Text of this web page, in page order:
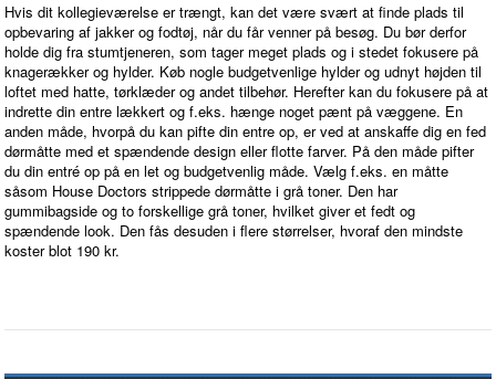
Hvis dit kollegieværelse er trængt, kan det være svært at finde plads til
opbevaring af jakker og fodtøj, når du får venner på besøg. Du bør derfor
holde dig fra stumtjeneren, som tager meget plads og i stedet fokusere på
knagerækker og hylder. Køb nogle budgetvenlige hylder og udnyt højden til
loftet med hatte, tørklæder og andet tilbehør. Herefter kan du fokusere på at
indrette din entre lækkert og f.eks. hænge noget pænt på væggene. En
anden måde, hvorpå du kan pifte din entre op, er ved at anskaffe dig en fed
dørmåtte med et spændende design eller flotte farver. På den måde pifter
du din entré op på en let og budgetvenlig måde. Vælg f.eks. en måtte
såsom House Doctors strippede dørmåtte i grå toner. Den har
gummibagside og to forskellige grå toner, hvilket giver et fedt og
spændende look. Den fås desuden i flere størrelser, hvoraf den mindste
koster blot 190 kr.